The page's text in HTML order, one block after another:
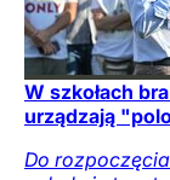
W szkołach
urządzają
Do